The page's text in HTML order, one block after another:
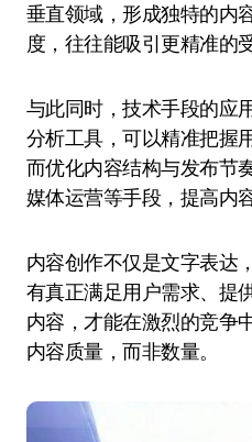
垂直领域，形成独特的内
度，往往能吸引更精准的
与此同时，技术手段的应
分析工具，可以精准把握
而优化内容结构与发布节
媒体运营等手段，提高内
内容创作不仅是文字表达
有真正满足用户需求、提
内容，才能在激烈的竞争
内容质量，而非数量。